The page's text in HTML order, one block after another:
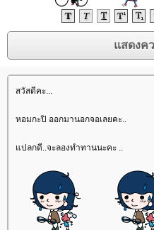
สวัสดีคะ...
หอมกะปิ ออกมานอกจอเลยคะ..
ปลกดี..จะลองทำทานนะคะ ..